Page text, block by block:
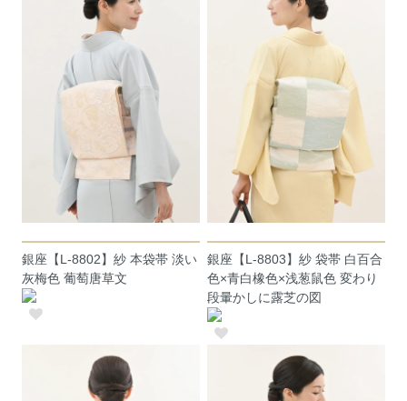
銀座【L-8802】紗 本袋帯 淡い
灰梅色 葡萄唐草文
銀座【L-8803】紗 袋帯 白百合
色×青白橡色×浅葱鼠色 変わり
段暈かしに露芝の図